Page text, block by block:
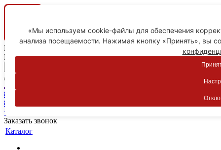
Ваш город
Пятигорск
Личный кабинет
8-800-775-59-89
8-800-775-59-89
+7 918 754-83-77
Заказать звонок
Каталог
«Мы используем cookie-файлы для обеспечения
анализа посещаемости. Нажимая кнопку «Принять», вы